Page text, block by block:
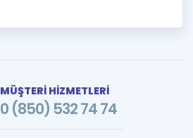
MÜŞTERİ HİZMETLERİ
0 (850) 532 74 74